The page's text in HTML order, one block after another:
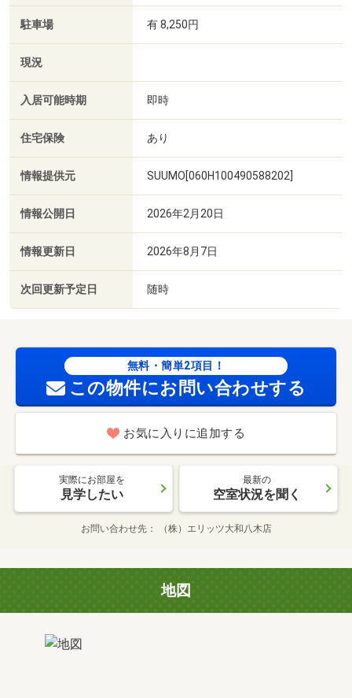
駐車場 有 8,250円
現況
入居可能時期 即時
住宅保険 あり
情報提供元 SUUMO[060H100490588202]
情報公開日 2026年2月20日
情報更新日 2026年8月7日
次回更新予定日 随時
無料・簡単2項目！
この物件にお問い合わせする
お気に入りに追加する
実際にお部屋を
見学したい
最新の
空室状況を聞く
お問い合わせ先 （株）エリッツ大和八木店
地図